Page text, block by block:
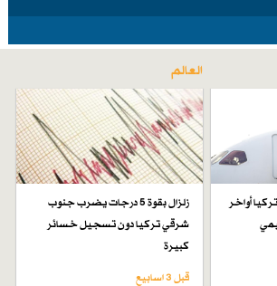
أواخر
العالم
زلزال بقوة 5 درجات يضرب جنوب
شرقي تركيا دون تسجيل خسائر
كبيرة
قبل 3 اسابیع